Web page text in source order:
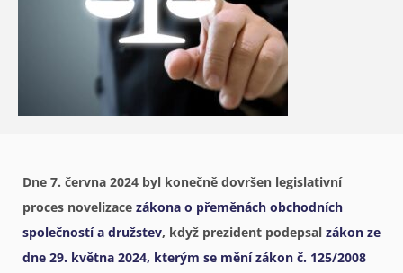
Dne 7. června 2024 byl konečně dovršen legislativní
proces novelizace zákona o přeměnách obchodních
společností a družstev, když prezident podepsal zákon ze
dne 29. května 2024, kterým se mění zákon č. 125/2008